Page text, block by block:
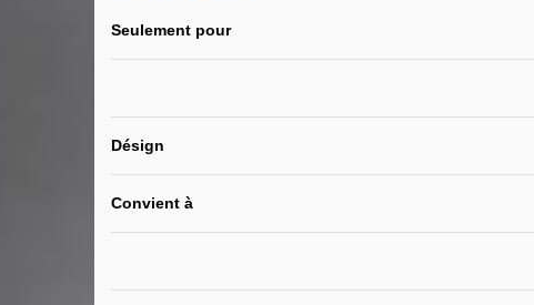
Seulement pour
Désign
Convient à